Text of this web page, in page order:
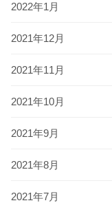
2022年1月
2021年12月
2021年11月
2021年10月
2021年9月
2021年8月
2021年7月